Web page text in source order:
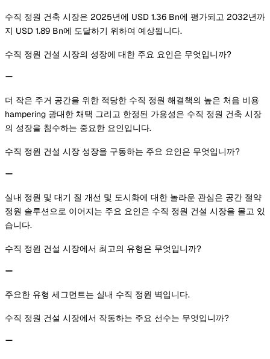
수직 정원 건축 시장은 2025년에 USD 1.36 Bn에 평가되고 2032년까
지 USD 1.89 Bn에 도달하기 위하여 예상됩니다.
수직 정원 건설 시장의 성장에 대한 주요 요인은 무엇입니까?
더 작은 주거 공간을 위한 적당한 수직 정원 해결책의 높은 처음 비용
hampering 광대한 채택 그리고 한정된 가용성은 수직 정원 건축 시장
의 성장을 침수하는 중요한 요인입니다.
수직 정원 건설 시장 성장을 구동하는 주요 요인은 무엇입니까?
실내 정원 및 대기 질 개선 및 도시화에 대한 놀라운 관심은 공간 절약
정원 솔루션으로 이어지는 주요 요인은 수직 정원 건설 시장을 몰고 있
습니다.
수직 정원 건설 시장에서 최고의 유형은 무엇입니까?
주요한 유형 세그먼트는 실내 수직 정원 벽입니다.
수직 정원 건설 시장에서 작동하는 주요 선수는 무엇입니까?